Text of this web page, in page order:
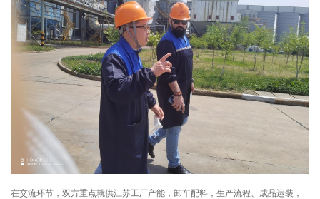
在交流环节，双方重点就供江苏工厂产能，卸车配料，生产流程、成品运装，